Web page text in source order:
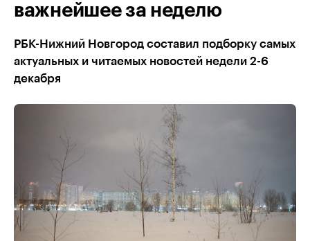
важнейшее за неделю
РБК-Нижний Новгород составил подборку самых
актуальных и читаемых новостей недели 2-6
декабря